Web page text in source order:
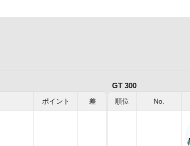
ポイント 差
GT 300
順位 No.